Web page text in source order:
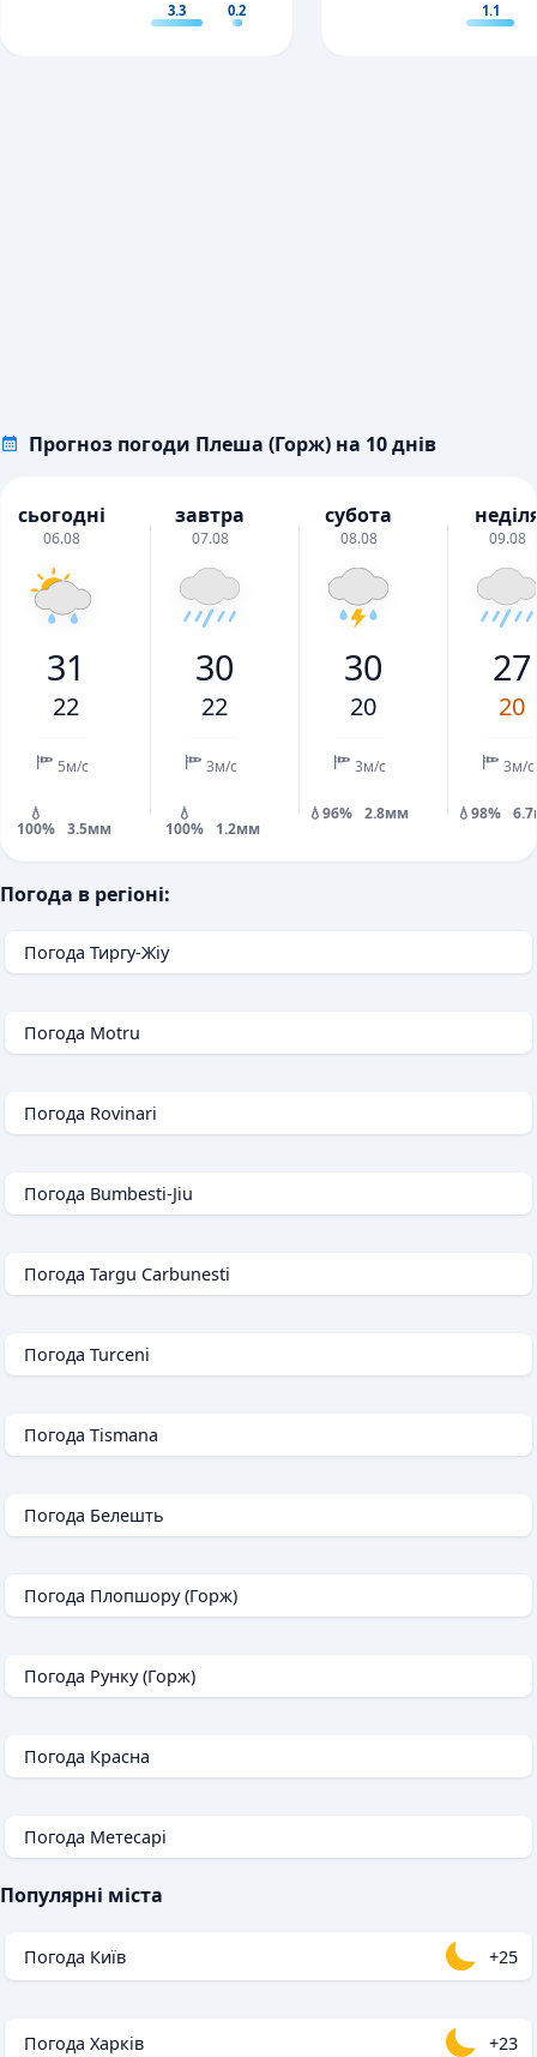
3.3 0.2 1.1
Прогноз погоди Плеша (Горж) на 10 днів
сьогодні
06.08
31
22
5м/с
💧
100% 3.5мм
завтра
07.08
30
22
3м/с
💧
100% 1.2мм
субота
08.08
30
20
3м/с
💧96% 2.8мм
09.08
27
20
3м/с
💧98%
Погода в регіоні:
Погода Тиргу-Жіу
Погода Motru
Погода Rovinari
Погода Bumbesti-Jiu
Погода Targu Carbunesti
Погода Turceni
Погода Tismana
Погода Белешть
Погода Плопшору (Горж)
Погода Рунку (Горж)
Погода Красна
Погода Метесарі
Популярні міста
Погода Київ +25
Погода Харків +23